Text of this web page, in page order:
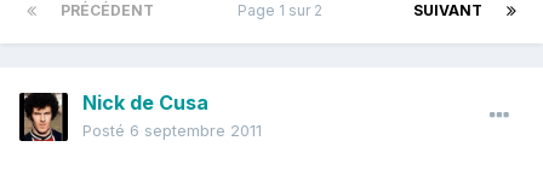
PRÉCÉDENT SUIVANT
Page 1 sur 2
Nick de Cusa
Posté 6 septembre 2011